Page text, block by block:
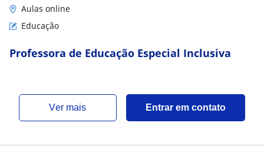
Aulas online
Educação
Professora de Educação Especial Inclusiva
ver mais Entrar em contato